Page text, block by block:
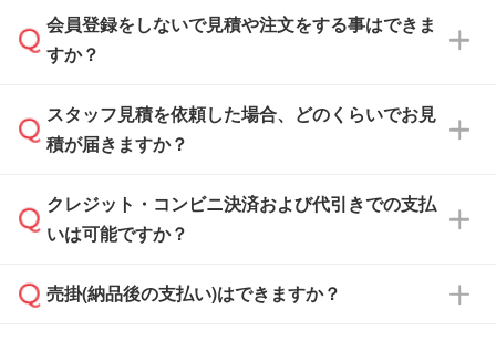
会員登録をしないで見積や注文をする事はできま
すか？
可能です。見積・注文フォームにて『ゲストの
まま進む』ボタンからお進みのうえ、ご依頼く
スタッフ見積を依頼した場合、どのくらいでお見
積が届きますか？
通常、翌営業日までにお送りしております。混
雑状況によっては、お時間をいただくこともご
依頼いただいた場合は、翌営業日以降のご連絡
クレジット・コンビニ決済および代引きでの支払
いは可能ですか？
銀行振込のみのご対応となります。
売掛(納品後の支払い)はできますか？